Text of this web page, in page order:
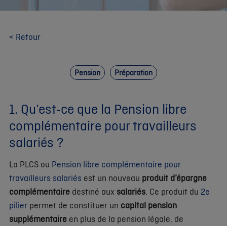
< Retour
Pension Préparation
1. Qu’est-ce que la Pension libre
complémentaire pour travailleurs
salariés ?
La PLCS ou Pension libre complémentaire pour
travailleurs salariés est un nouveau produit d’épargne
complémentaire destiné aux salariés. Ce produit du 2e
pilier permet de constituer un capital pension
supplémentaire en plus de la pension légale, de